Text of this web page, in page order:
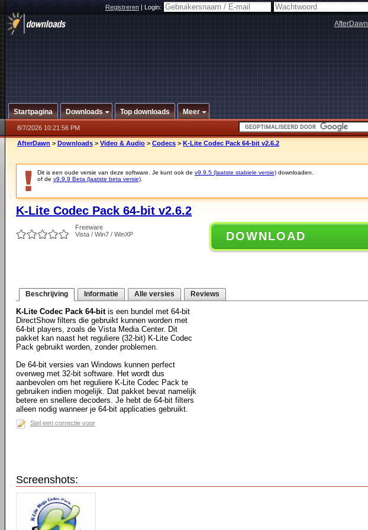
Registreren|Login:
AfterDawn
Startpagina Downloads Top downloads Meer
8/7/2026 10:21:56 PM
AfterDawn > Downloads > Video & Audio > Codecs > K-Lite Codec Pack 64-bit v2.6.2
Dit is een oude versie van deze software. Je kunt ook de v9.9.5 (laatste stabiele versie) downloaden.
of de v9.9.9 Beta (laatste beta versie)
K-Lite Codec Pack 64-bit v2.6.2
Freeware
Vista / Win7 / WinXP
DOWNLOAD
Beschrijving Informatie Alle versies Reviews
K-Lite Codec Pack 64-bitis een bundel met 64-bit
DirectShow filters die gebruikt kunnen worden met
64-bit players, zoals de Vista Media Center. Dit
pakket kan naast het reguliere (32-bit) K-Lite Codec
Pack gebruikt worden, zonder problemen.
De 64-bit versies van Windows kunnen perfect
overweg met 32-bit software. Het wordt dus
aanbevolen om het reguliere K-Lite Codec Pack te
gebruiken indien mogelijk. Dat pakket bevat namelijk
betere en snellere decoders. Je hebt de 64-bit filters
alleen nodig wanneer je 64-bit applicaties gebruikt.
Stel een correctie voor
Screenshots: